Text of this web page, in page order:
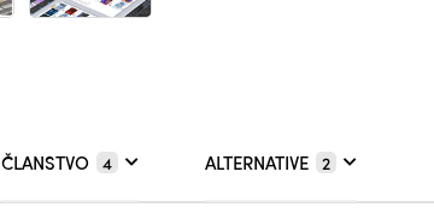
ČLANSTVO 4 ALTERNATIVE 2